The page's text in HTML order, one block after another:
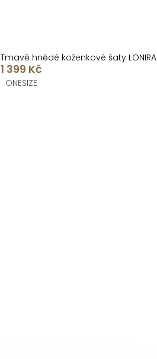
Tmavě hnědé koženkové šaty LONIRA
1 399 Kč
ONESIZE